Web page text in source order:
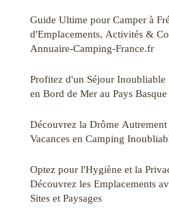
Guide Ultime pour Camper à
d'Emplacements, Activités &
Annuaire-Camping-France.fr
Profitez d'un Séjour
en Bord de Mer au Pays
Découvrez la Drôme
Vacances en Camping
Optez pour l'Hygiène et la
Découvrez les Emplacements
Sites et Paysages